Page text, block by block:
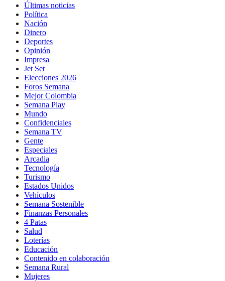
Últimas noticias
Política
Nación
Dinero
Deportes
Opinión
Impresa
Jet Set
Elecciones 2026
Foros Semana
Mejor Colombia
Semana Play
Mundo
Confidenciales
Semana TV
Gente
Especiales
Arcadia
Tecnología
Turismo
Estados Unidos
Vehículos
Semana Sostenible
Finanzas Personales
4 Patas
Salud
Loterías
Educación
Contenido en colaboración
Semana Rural
Mujeres